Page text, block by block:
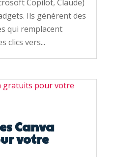
Copilot, Claude)
Ils génèrent des
qui remplacent
clics vers...
Canva
votre